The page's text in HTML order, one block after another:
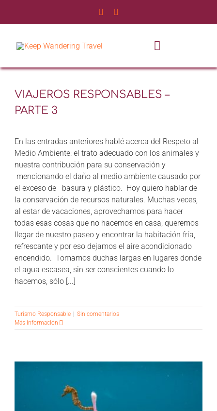
Toggle
NOSOTROS
EXPERIENCIAS
BLOG DE VIAJES
CONTÁCTANOS
VIAJEROS RESPONSABLES –
PARTE 3
En las entradas anteriores hablé acerca del Respeto al
Medio Ambiente: el trato adecuado con los animales y
nuestra contribución para su conservación y
mencionando el daño al medio ambiente causado por
el exceso de basura y plástico. Hoy quiero hablar de
la conservación de recursos naturales. Muchas veces,
al estar de vacaciones, aprovechamos para hacer
todas esas cosas que no hacemos en casa, queremos
llegar de nuestro paseo y encontrar la habitación fría,
refrescante y por eso dejamos el aire acondicionado
encendido. Tomamos duchas largas en lugares donde
el agua escasea, sin ser conscientes cuando lo
hacemos, sólo [...]
Turismo Responsable
Sin comentarios
Más información